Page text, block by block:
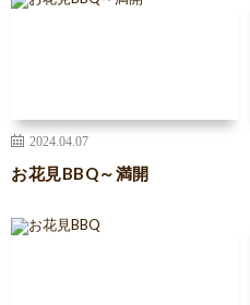
2024.04.07
お花見BBQ～満開